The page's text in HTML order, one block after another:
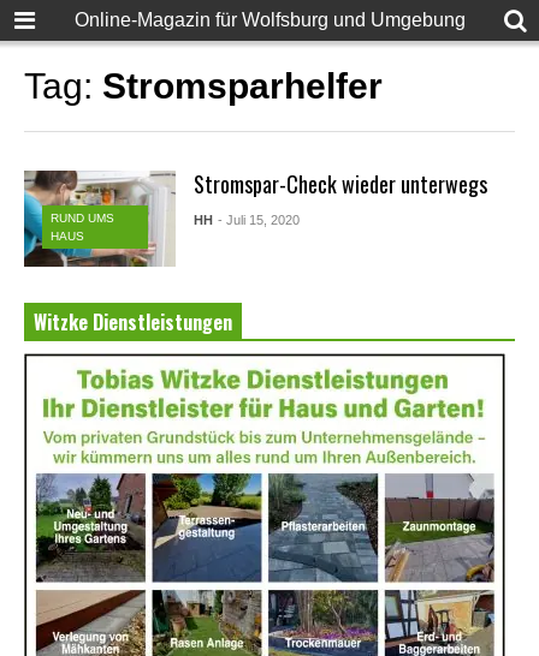
Online-Magazin für Wolfsburg und Umgebung
Tag: Stromsparhelfer
RUND UMS
HAUS
Stromspar-Check wieder unterwegs
HH - Juli 15, 2020
Witzke Dienstleistungen